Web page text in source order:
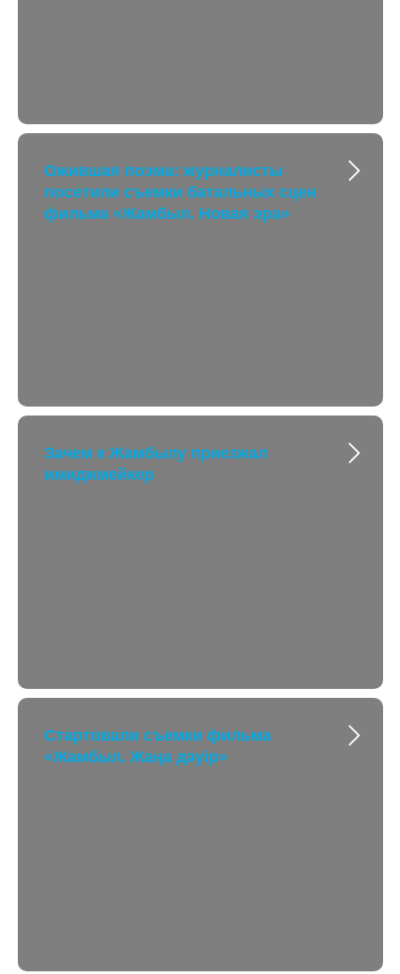
Ожившая поэма: журналисты
посетили съемки батальных сцен
фильма «Жамбыл. Новая эра»
Зачем к Жамбылу приезжал
имиджмейкер
Стартовали съемки фильма
«Жамбыл. Жаңа дәуір»